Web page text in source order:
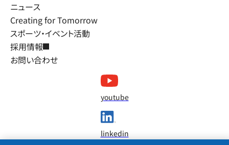
ニュース
Creating for Tomorrow
スポーツ・イベント活動
採用情報
お問い合わせ
youtube
linkedin